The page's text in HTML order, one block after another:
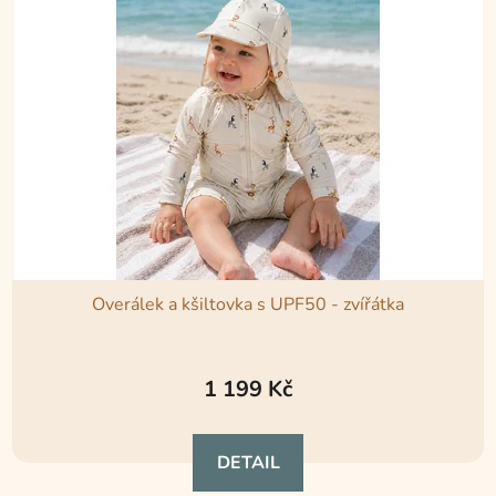
Overálek a kšiltovka s UPF50 - zvířátka
hodnocení
je
5,0
1 199 Kč
DETAIL